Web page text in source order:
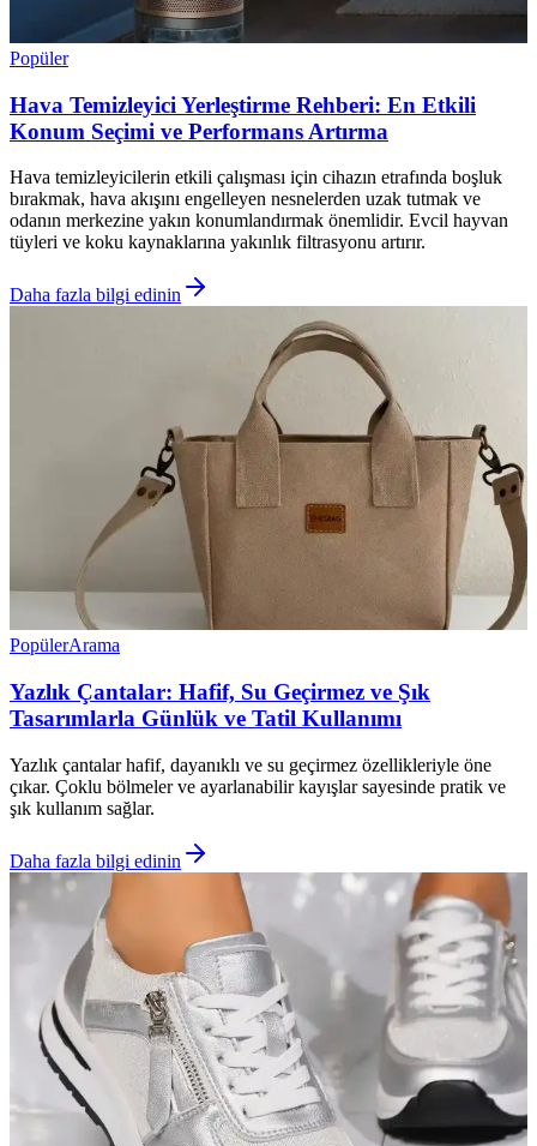
Popüler
Hava Temizleyici Yerleştirme Rehberi: En Etkili
Konum Seçimi ve Performans Artırma
Hava temizleyicilerin etkili çalışması için cihazın etrafında boşluk
bırakmak, hava akışını engelleyen nesnelerden uzak tutmak ve
odanın merkezine yakın konumlandırmak önemlidir. Evcil hayvan
tüyleri ve koku kaynaklarına yakınlık filtrasyonu artırır.
Daha fazla bilgi edinin
PopülerArama
Yazlık Çantalar: Hafif, Su Geçirmez ve Şık
Tasarımlarla Günlük ve Tatil Kullanımı
Yazlık çantalar hafif, dayanıklı ve su geçirmez özellikleriyle öne
çıkar. Çoklu bölmeler ve ayarlanabilir kayışlar sayesinde pratik ve
şık kullanım sağlar.
Daha fazla bilgi edinin